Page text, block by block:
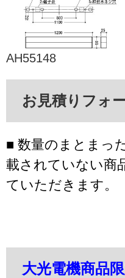
AH55148
お見積りフォ
■ 数量のまとまっ
載されていない商
ていただきます。
大光電機商品